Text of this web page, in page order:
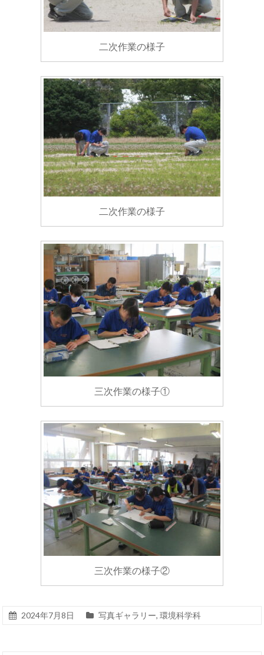
二次作業の様子
二次作業の様子
三次作業の様子①
三次作業の様子②
2024年7月8日 写真ギャラリー,環境科学科